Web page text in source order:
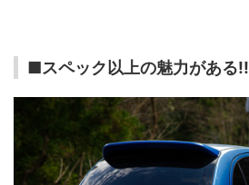
■スペック以上の魅力がある!!